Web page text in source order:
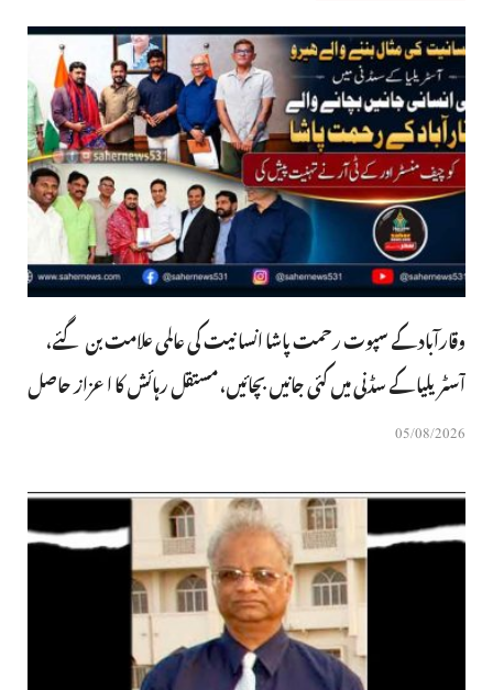
وقارآباد کے سپوت رحمت پاشا انسانیت کی عالمی علامت بن گئے،
آسٹریلیا کے سڈنی میں کئی جانیں بچائیں، مستقل رہائش کا اعزاز حاصل
05/08/2026